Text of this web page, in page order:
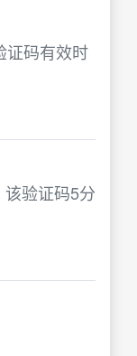
证码有效时
该验证码5分